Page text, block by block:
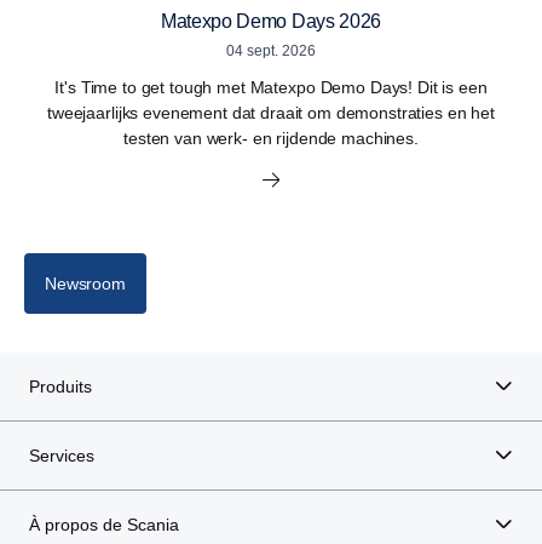
Matexpo Demo Days 2026
04 sept. 2026
It's Time to get tough met Matexpo Demo Days! Dit is een
tweejaarlijks evenement dat draait om demonstraties en het
testen van werk- en rijdende machines.
Newsroom
Produits
Services
À propos de Scania